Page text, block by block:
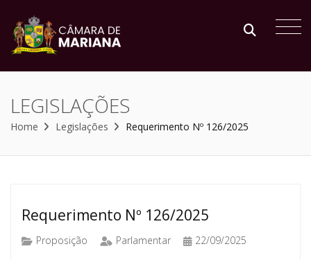
LEGISLAÇÕES
Home Legislações Requerimento Nº 126/2025
Requerimento Nº 126/2025
Proposição Parlamentar 22/09/2025